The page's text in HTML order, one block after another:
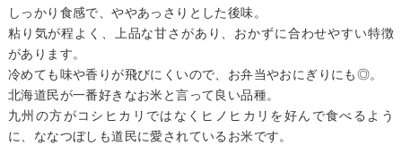
しっかり食感で、ややあっさりとした後味。
粘り気が程よく、上品な甘さがあり、おかずに合わせやすい特徴
があります。
冷めても味や香りが飛びにくいので、お弁当やおにぎりにも◎。
北海道民が一番好きなお米と言って良い品種。
九州の方がコシヒカリではなくヒノヒカリを好んで食べるよう
に、ななつぼしも道民に愛されているお米です。